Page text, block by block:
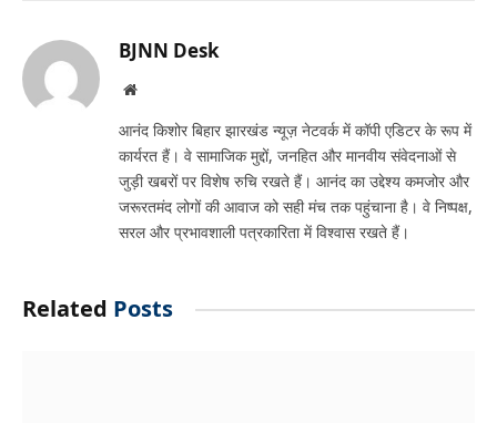
BJNN Desk
Website
आनंद किशोर बिहार झारखंड न्यूज़ नेटवर्क में कॉपी एडिटर के रूप में
कार्यरत हैं। वे सामाजिक मुद्दों, जनहित और मानवीय संवेदनाओं से
जुड़ी खबरों पर विशेष रुचि रखते हैं। आनंद का उद्देश्य कमजोर और
जरूरतमंद लोगों की आवाज को सही मंच तक पहुंचाना है। वे निष्पक्ष,
सरल और प्रभावशाली पत्रकारिता में विश्वास रखते हैं।
Related Posts